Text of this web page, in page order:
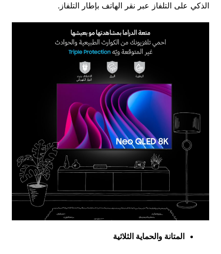
الذكي على التلفاز عبر نقر الهاتف بإطار التلفاز.
المتانة والحماية الثلاثية